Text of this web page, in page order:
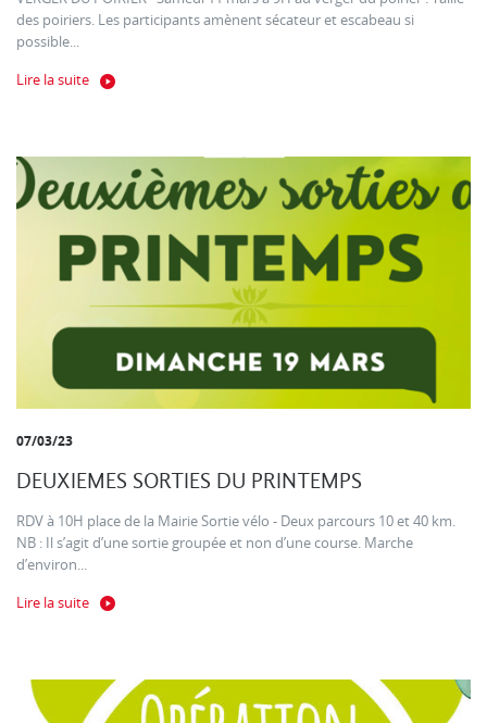
des poiriers. Les participants amènent sécateur et escabeau si
possible...
Lire la suite
07/03/23
DEUXIEMES SORTIES DU PRINTEMPS
RDV à 10H place de la Mairie Sortie vélo - Deux parcours 10 et 40 km.
NB : Il s’agit d’une sortie groupée et non d’une course. Marche
d’environ...
Lire la suite